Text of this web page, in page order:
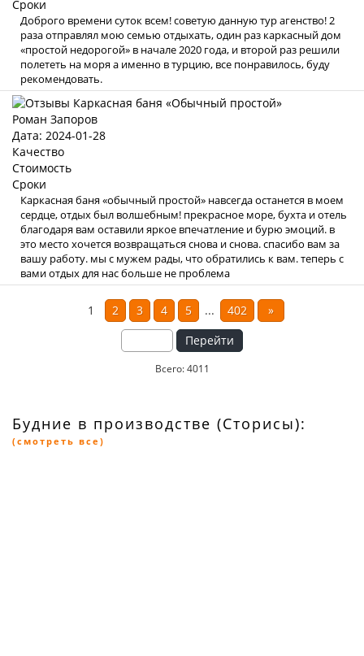
Сроки
Доброго времени суток всем! советую данную тур агенство! 2
раза отправлял мою семью отдыхать, один раз каркасный дом
«простой недорогой» в начале 2020 года, и второй раз решили
полететь на моря а именно в турцию, все понравилось, буду
рекомендовать.
Роман Запоров
Дата: 2024-01-28
Качество
Стоимость
Сроки
Каркасная баня «обычный простой» навсегда останется в моем
сердце, отдых был волшебным! прекрасное море, бухта и отель
благодаря вам оставили яркое впечатление и бурю эмоций. в
это место хочется возвращаться снова и снова. спасибо вам за
вашу работу. мы с мужем рады, что обратились к вам. теперь с
вами отдых для нас больше не проблема
1 2 3 4 5 ... 402
»
Перейти
Всего: 4011
Будние в производстве (Сторисы):
(смотреть все)